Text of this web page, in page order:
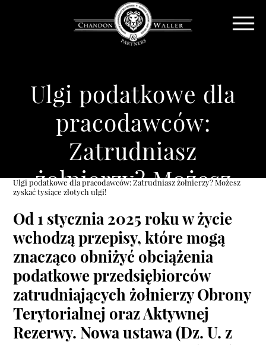
Ulgi podatkowe dla
pracodawców:
Zatrudniasz
żołnierzy? Możesz
zyskać tysiące złotych
ulgi!
Ulgi podatkowe dla pracodawców: Zatrudniasz żołnierzy? Możesz
zyskać tysiące złotych ulgi!
Od 1 stycznia 2025 roku w życie
wchodzą przepisy, które mogą
znacząco obniżyć obciążenia
podatkowe przedsiębiorców
zatrudniających żołnierzy Obrony
Terytorialnej oraz Aktywnej
Rezerwy. Nowa ustawa (Dz. U. z